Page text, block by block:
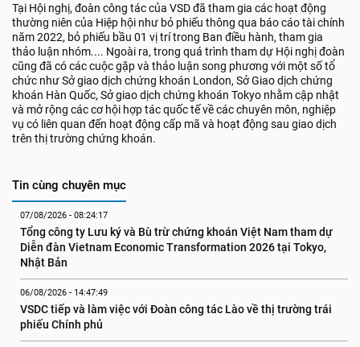
Tại Hội nghị, đoàn công tác của VSD đã tham gia các hoạt động
thường niên của Hiệp hội như bỏ phiếu thông qua báo cáo tài chính
năm 2022, bỏ phiếu bầu 01 vị trí trong Ban điều hành, tham gia
thảo luận nhóm.... Ngoài ra, trong quá trình tham dự Hội nghị đoàn
cũng đã có các cuộc gặp và thảo luận song phương với một số tổ
chức như Sở giao dịch chứng khoán London, Sở Giao dịch chứng
khoán Hàn Quốc, Sở giao dịch chứng khoán Tokyo nhằm cập nhật
và mở rộng các cơ hội hợp tác quốc tế về các chuyên môn, nghiệp
vụ có liên quan đến hoạt động cấp mã và hoạt động sau giao dịch
trên thị trường chứng khoán.
Tin cùng chuyên mục
07/08/2026 - 08:24:17
Tổng công ty Lưu ký và Bù trừ chứng khoán Việt Nam tham dự
Diễn đàn Vietnam Economic Transformation 2026 tại Tokyo,
Nhật Bản
06/08/2026 - 14:47:49
VSDC tiếp và làm việc với Đoàn công tác Lào về thị trường trái
phiếu Chính phủ